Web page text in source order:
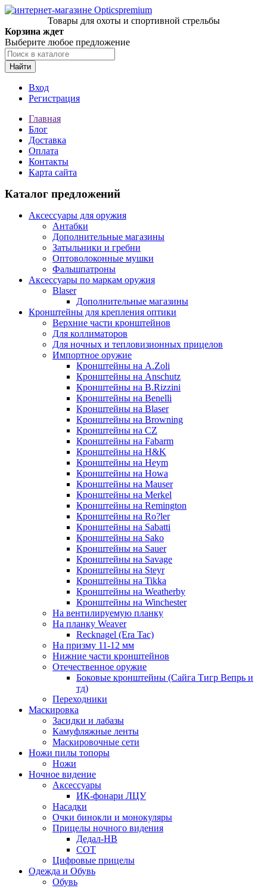
Товары для охоты и спортивной стрельбы
Корзина ждет
Выберите любое предложение
Найти
Вход
Регистрация
Главная
Блог
Доставка
Оплата
Контакты
Карта сайта
Каталог предложений
Аксессуары для оружия
Антабки
Дополнительные магазины
Затыльники и гребни
Оптоволоконные мушки
Фальшпатроны
Аксессуары по маркам оружия
Blaser
Дополнительные магазины
Кронштейны для крепления оптики
Верхние части кронштейнов
Для коллиматоров
Для ночных и тепловизионных прицелов
Импортное оружие
Кронштейны на A.Zoli
Кронштейны на Anschutz
Кронштейны на B.Rizzini
Кронштейны на Benelli
Кронштейны на Blaser
Кронштейны на Browning
Кронштейны на CZ
Кронштейны на Fabarm
Кронштейны на H&K
Кронштейны на Heym
Кронштейны на Howa
Кронштейны на Mauser
Кронштейны на Merkel
Кронштейны на Remington
Кронштейны на Ro?ler
Кронштейны на Sabatti
Кронштейны на Sako
Кронштейны на Sauer
Кронштейны на Savage
Кронштейны на Steyr
Кронштейны на Tikka
Кронштейны на Weatherby
Кронштейны на Winchester
На вентилируемую планку
На планку Weaver
Recknagel (Era Tac)
На призму 11-12 мм
Нижние части кронштейнов
Отечественное оружие
Боковые кронштейны (Сайга Тигр Вепрь и
тд)
Переходники
Маскировка
Засидки и лабазы
Камуфляжные ленты
Маскировочные сети
Ножи пилы топоры
Ножи
Ночное видение
Аксессуары
ИК-фонари ЛЦУ
Насадки
Очки бинокли и монокуляры
Прицелы ночного видения
Дедал-НВ
СОТ
Цифровые прицелы
Одежда и Обувь
Обувь